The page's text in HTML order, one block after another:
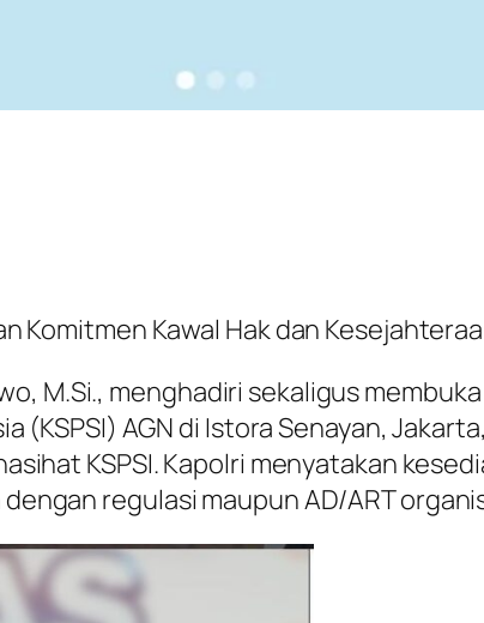
Komitmen Kawal Hak dan
M.Si., menghadiri sekaligus
(KSPSI) AGN di Istora Senayan,
KSPSI. Kapolri menyatakan
regulasi maupun AD/ART